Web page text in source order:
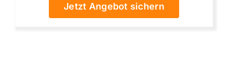
Jetzt Angebot sichern